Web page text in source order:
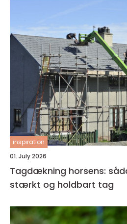
inspiration
01. July 2026
Tagdækning horsens:
stærkt og holdbart tag